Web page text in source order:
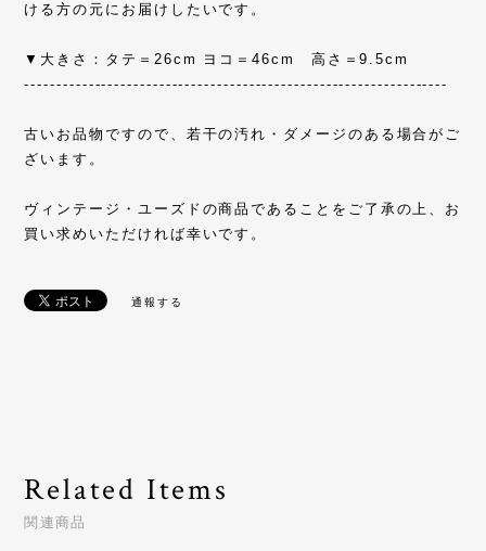
ける方の元にお届けしたいです。
▼大きさ：タテ＝26cm ヨコ＝46cm 高さ＝9.5cm
------------------------------------------------------------------
古いお品物ですので、若干の汚れ・ダメージのある場合がご
ざいます。
ヴィンテージ・ユーズドの商品であることをご了承の上、お
買い求めいただければ幸いです。
通報する
Related Items
関連商品